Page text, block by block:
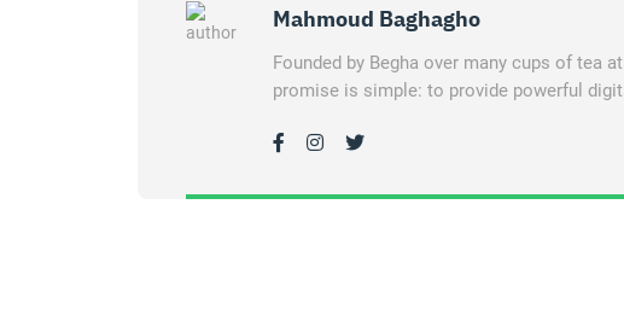
Mahmoud Baghagho
Founded by Begha over many cups of tea
promise is simple: to provide powerful